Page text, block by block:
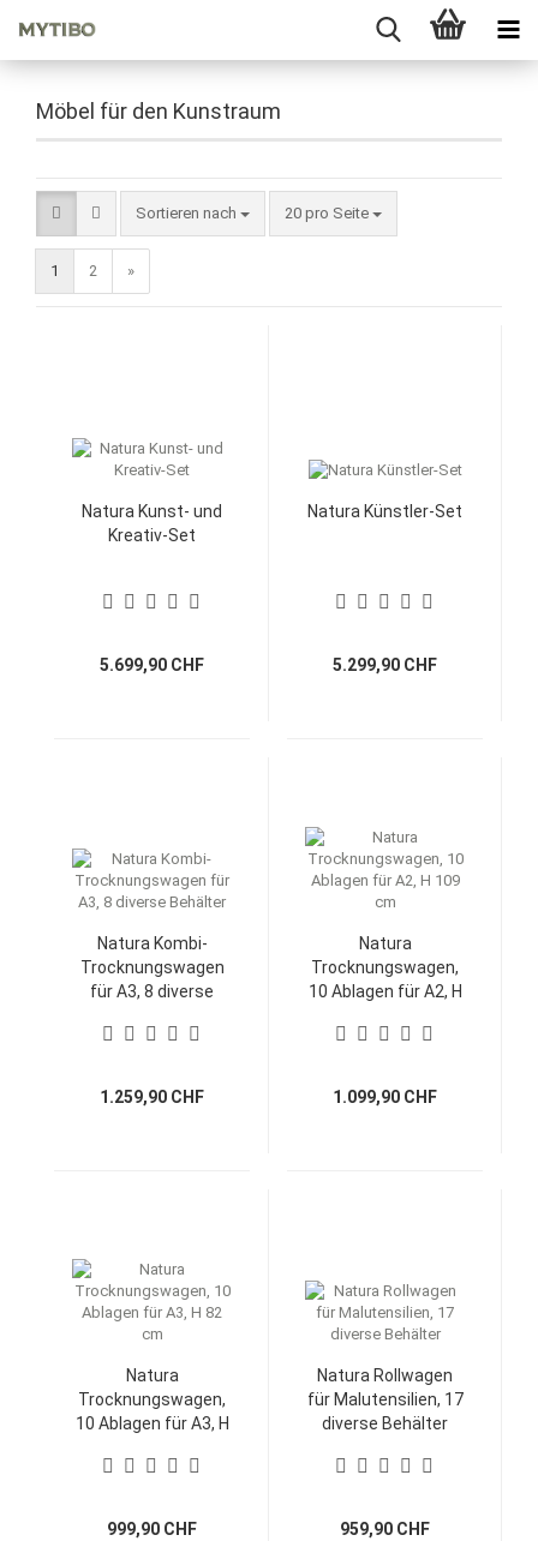
Möbel für den Kunstraum
Sortieren nach
Sortieren nach 20 pro Seite
pro Seite
1 2 »
Natura Kunst- und
Kreativ-Set
5.699,90 CHF
Natura Künstler-Set
5.299,90 CHF
Natura Kombi-
Trocknungswagen
für A3, 8 diverse
1.259,90 CHF
Natura
Trocknungswagen,
10 Ablagen für A2, H
1.099,90 CHF
Natura
Trocknungswagen,
10 Ablagen für A3, H
999,90 CHF
Natura Rollwagen
für Malutensilien, 17
diverse Behälter
959,90 CHF